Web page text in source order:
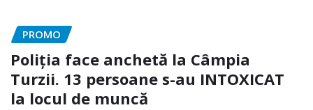
PROMO
Poliția face anchetă la Câmpia
Turzii. 13 persoane s-au INTOXICAT
la locul de muncă